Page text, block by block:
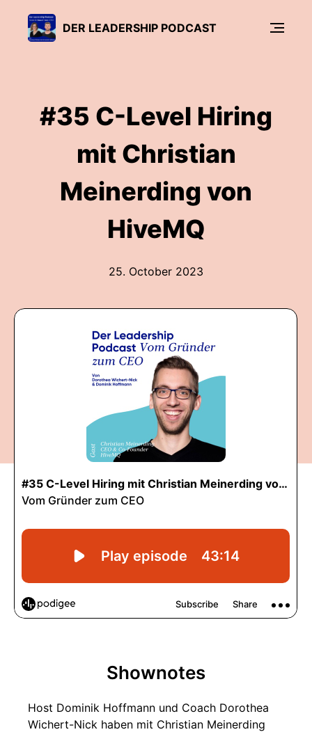
DER LEADERSHIP PODCAST
#35 C-Level Hiring
mit Christian
Meinerding von
HiveMQ
25. October 2023
Shownotes
Host Dominik Hoffmann und Coach Dorothea
Wichert-Nick haben mit Christian Meinerding